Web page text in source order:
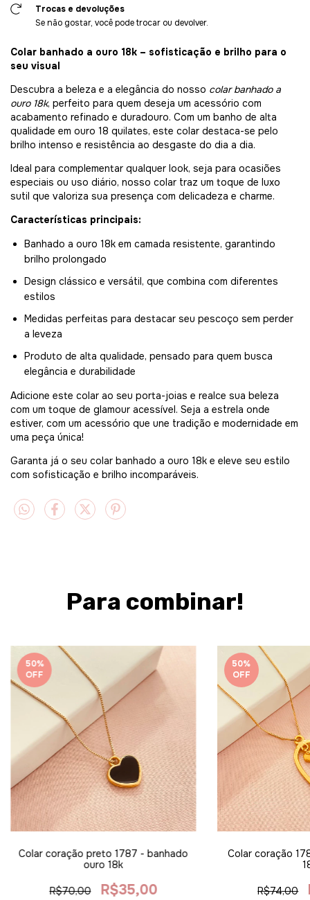
Trocas e devoluções
Se não gostar, você pode trocar ou devolver.
Colar banhado a ouro 18k – sofisticação e brilho para o
seu visual
Descubra a beleza e a elegância do nosso colar banhado a
ouro 18k, perfeito para quem deseja um acessório com
acabamento refinado e duradouro. Com um banho de alta
qualidade em ouro 18 quilates, este colar destaca-se pelo
brilho intenso e resistência ao desgaste do dia a dia.
Ideal para complementar qualquer look, seja para ocasiões
especiais ou uso diário, nosso colar traz um toque de luxo
sutil que valoriza sua presença com delicadeza e charme.
Características principais:
Banhado a ouro 18k em camada resistente, garantindo
brilho prolongado
Design clássico e versátil, que combina com diferentes
estilos
Medidas perfeitas para destacar seu pescoço sem perder
a leveza
Produto de alta qualidade, pensado para quem busca
elegância e durabilidade
Adicione este colar ao seu porta-joias e realce sua beleza
com um toque de glamour acessível. Seja a estrela onde
estiver, com um acessório que une tradição e modernidade em
uma peça única!
Garanta já o seu colar banhado a ouro 18k e eleve seu estilo
com sofisticação e brilho incomparáveis.
Para combinar!
50%
OFF
Colar coração preto 1787 - banhado
ouro 18k
R$70,00 R$35,00
50%
OFF
Colar coração
R$74,00